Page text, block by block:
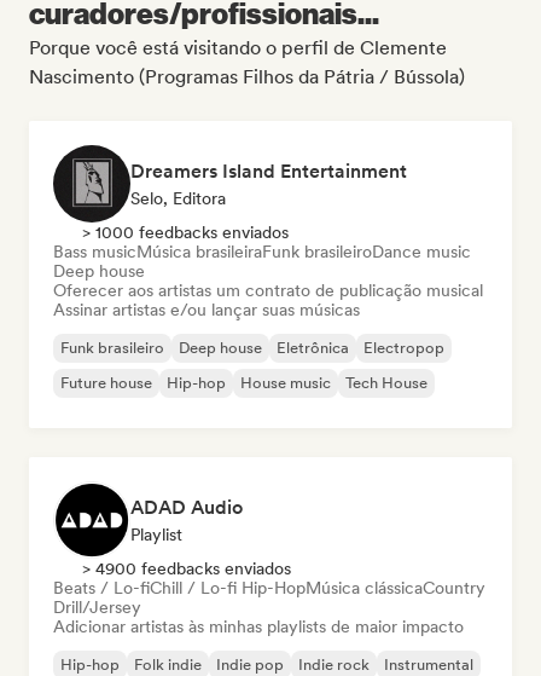
curadores/profissionais...
Porque você está visitando o perfil de Clemente
Nascimento (Programas Filhos da Pátria / Bússola)
Dreamers Island Entertainment
Selo, Editora
> 1000 feedbacks enviados
Bass musicMúsica brasileiraFunk brasileiroDance music
Deep house
Oferecer aos artistas um contrato de publicação musical
Assinar artistas e/ou lançar suas músicas
Funk brasileiro Deep house Eletrônica
Electropop
Future house
Hip-hop House music Tech House
ADAD Audio
Playlist
> 4900 feedbacks enviados
Beats / Lo-fiChill / Lo-fi Hip-HopMúsica clássicaCountry
Drill/Jersey
Adicionar artistas às minhas playlists de maior impacto
Hip-hop Folk indie Indie pop Indie rock
Instrumental